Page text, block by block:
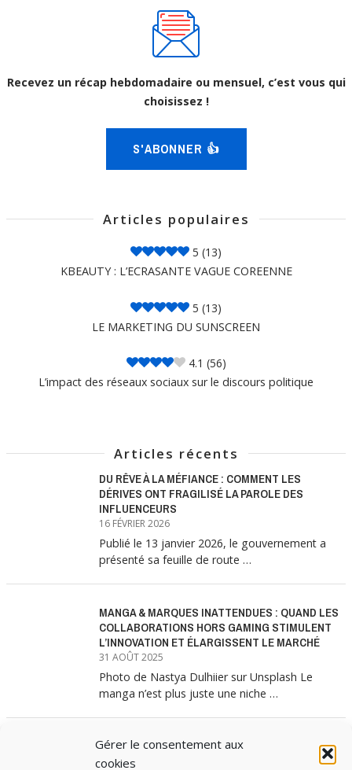
Gérer le consentement aux
cookies
Recevez un récap hebdomadaire ou mensuel, c’est vous qui
choisissez !
S'ABONNER 👍
Articles populaires
5 (13)
KBEAUTY : L’ECRASANTE VAGUE COREENNE
5 (13)
LE MARKETING DU SUNSCREEN
4.1 (56)
L’impact des réseaux sociaux sur le discours politique
Articles récents
DU RÊVE À LA MÉFIANCE : COMMENT LES
DÉRIVES ONT FRAGILISÉ LA PAROLE DES
INFLUENCEURS
16 FÉVRIER 2026
Publié le 13 janvier 2026, le gouvernement a
présenté sa feuille de route …
MANGA & MARQUES INATTENDUES : QUAND LES
COLLABORATIONS HORS GAMING STIMULENT
L’INNOVATION ET ÉLARGISSENT LE MARCHÉ
31 AOÛT 2025
Photo de Nastya Dulhiier sur Unsplash Le
manga n’est plus juste une niche …
MANGA & MARQUES : ANATOMIE D’UNE
ALLIANCE MARKETING GAGNANTE